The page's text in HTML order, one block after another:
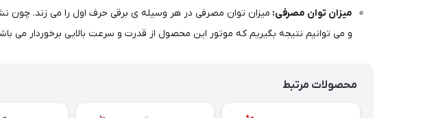
میزان توان مصرفی: میزان توان مصرفی در هر وسیله ی برقی حرف اول را می‌ زند. چون
و می‌ توانیم نتیجه بگیریم که موتور این محصول از قدرت و سرعت بالایی برخوردار می
محصولات مرتبط